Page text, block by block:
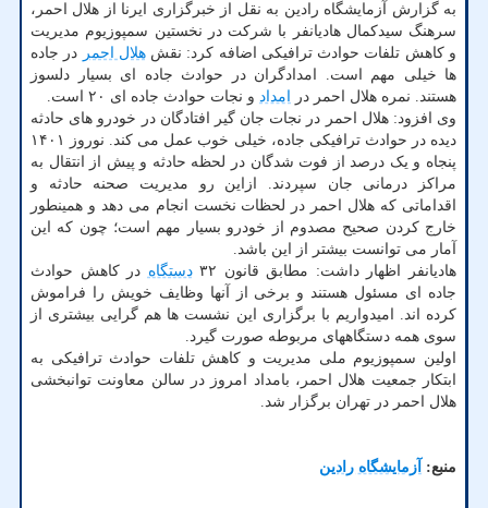
به گزارش آزمایشگاه رادین به نقل از خبرگزاری ایرنا از هلال احمر،
سرهنگ سیدکمال هادیانفر با شرکت در نخستین سمپوزیوم مدیریت
و کاهش تلفات حوادث ترافیکی اضافه کرد: نقشهلال احمر در جاده
ها خیلی مهم است. امدادگران در حوادث جاده ای بسیار دلسوز
هستند. نمره هلال احمر در
امداد و نجات حوادث جاده ای ۲۰ است.
وی افزود: هلال احمر در نجات جان گیر افتادگان در خودرو های حادثه
دیده در حوادث ترافیکی جاده، خیلی خوب عمل می کند. نوروز ۱۴۰۱
پنجاه و یک درصد از فوت شدگان در لحظه حادثه و پیش از انتقال به
مراکز درمانی جان سپردند. ازاین رو مدیریت صحنه حادثه و
اقداماتی که هلال احمر در لحظات نخست انجام می دهد و همینطور
خارج کردن صحیح مصدوم از خودرو بسیار مهم است؛ چون که این
آمار می توانست بیشتر از این باشد.
هادیانفر اظهار داشت: مطابق قانون ۳۲
دستگاه در کاهش حوادث
جاده ای مسئول هستند و برخی از آنها وظایف خویش را فراموش
کرده اند. امیدواریم با برگزاری این نشست ها هم گرایی بیشتری از
سوی همه دستگاههای مربوطه صورت گیرد.
اولین سمپوزیوم ملی مدیریت و کاهش تلفات حوادث ترافیکی به
ابتکار جمعیت هلال احمر، بامداد امروز در سالن معاونت توانبخشی
هلال احمر در تهران برگزار شد.
منبع: آزمایشگاه رادین